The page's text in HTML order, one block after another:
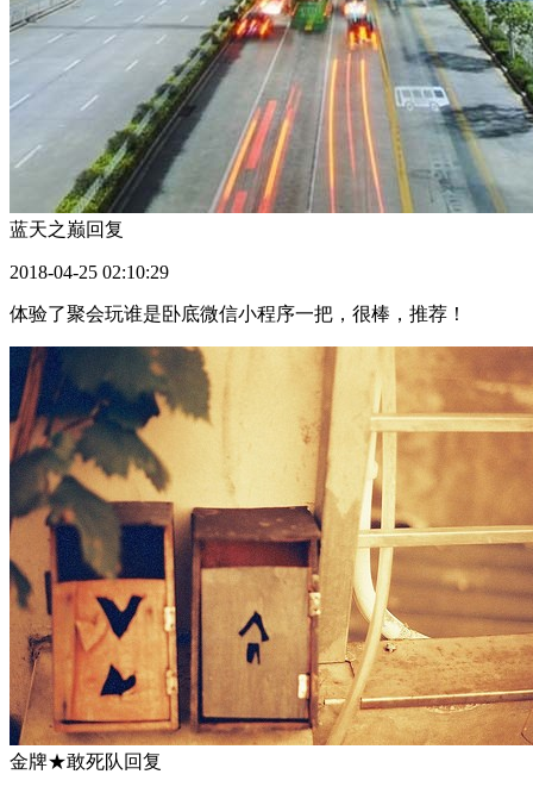
蓝天之巅回复
2018-04-25 02:10:29
体验了聚会玩谁是卧底微信小程序一把，很棒，推荐！
金牌★敢死队 回复